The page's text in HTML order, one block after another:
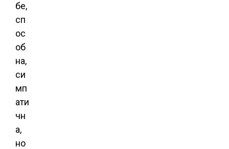
бе,
сп
ос
об
на,
си
мп
ати
чн
а,
но